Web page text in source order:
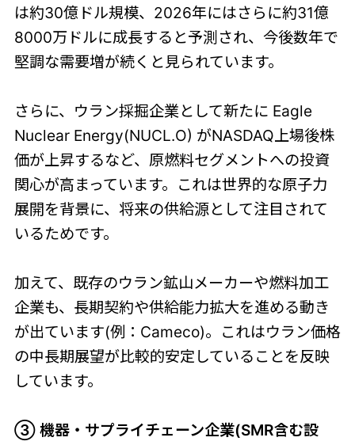
は約30億ドル規模、2026年にはさらに約31億
8000万ドルに成長すると予測され、今後数年で
堅調な需要増が続くと見られています。
さらに、ウラン採掘企業として新たに Eagle
Nuclear Energy(NUCL.O) がNASDAQ上場後株
価が上昇するなど、原燃料セグメントへの投資
関心が高まっています。これは世界的な原子力
展開を背景に、将来の供給源として注目されて
いるためです。
加えて、既存のウラン鉱山メーカーや燃料加工
企業も、長期契約や供給能力拡大を進める動き
が出ています(例：Cameco)。これはウラン価格
の中長期展望が比較的安定していることを反映
しています。
③ 機器・サプライチェーン企業(SMR含む設